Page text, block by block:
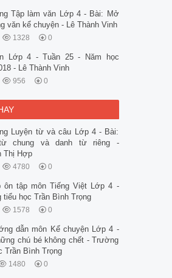
Tập làm văn Lớp 4 - Bài: Mở
văn kể chuyện - Lê Thành Vinh
1328 0
Lớp 4 - Tuần 25 - Năm học
- Lê Thành Vinh
956 0
Luyện từ và câu Lớp 4 - Bài:
từ chung và danh từ riêng -
Thị Hợp
4780 0
ôn tập môn Tiếng Việt Lớp 4 -
tiểu học Trần Bình Trọng
1578 0
dẫn môn Kể chuyện Lớp 4 -
chú bé không chết - Trường
Trần Bình Trọng
1480 0